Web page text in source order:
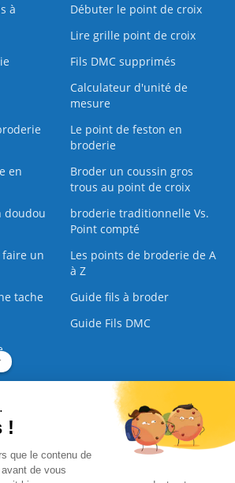
à
Débuter le point de croix
Lire grille point de croix
Fils DMC supprimés
Calculateur d'unité de
mesure
Le point de feston en
broderie
en
Broder un coussin gros
trous au point de croix
doudou
broderie traditionnelle Vs.
Point compté
un
Les points de broderie de A
à Z
tache
Guide fils à broder
Guide Fils DMC
| Nous contacter |
sécurisé |